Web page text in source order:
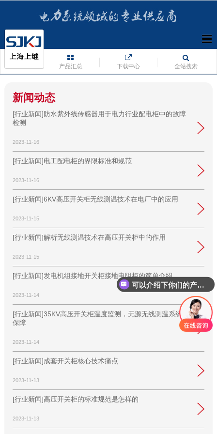
产品汇总 下载中心 全站搜索
新闻动态
[行业新闻]防水紫外线传感器用于电力行业配电柜中的故障
检测
2023-11-16
[行业新闻]电工配电柜的界限标准和规范
2023-11-16
[行业新闻]6KV高压开关柜无线测温技术在电厂中的应用
2023-11-15
[行业新闻]解析无线测温技术在高压开关柜中的作用
2023-11-15
[行业新闻]发电机组接地开关柜接地电阻柜的简单介绍
2023-11-14
[行业新闻]35KV高压开关柜温度监测，无源无线测温系统来
保障
2023-11-14
[行业新闻]成套开关柜核心技术痛点
2023-11-13
[行业新闻]高压开关柜的标准规范是怎样的
2023-11-13
可以介绍下你们的产品么？